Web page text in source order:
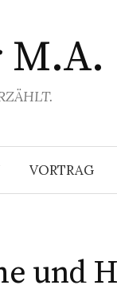
M.A.
VORTRAG
und